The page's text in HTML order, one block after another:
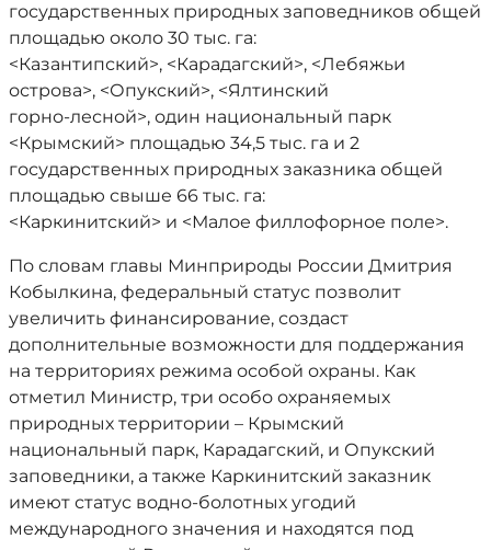
государственных природных заповедников общей
площадью около 30 тыс. га:
<Казантипский>, <Карадагский>, <Лебяжьи
острова>, <Опукский>, <Ялтинский
горно-лесной>, один национальный парк
<Крымский> площадью 34,5 тыс. га и 2
государственных природных заказника общей
площадью свыше 66 тыс. га:
<Каркинитский> и <Малое филлофорное поле>.
По словам главы Минприроды России Дмитрия
Кобылкина, федеральный статус позволит
увеличить финансирование, создаст
дополнительные возможности для поддержания
на территориях режима особой охраны. Как
отметил Министр, три особо охраняемых
природных территории – Крымский
национальный парк, Карадагский, и Опукский
заповедники, а также Каркинитский заказник
имеют статус водно-болотных угодий
международного значения и находятся под